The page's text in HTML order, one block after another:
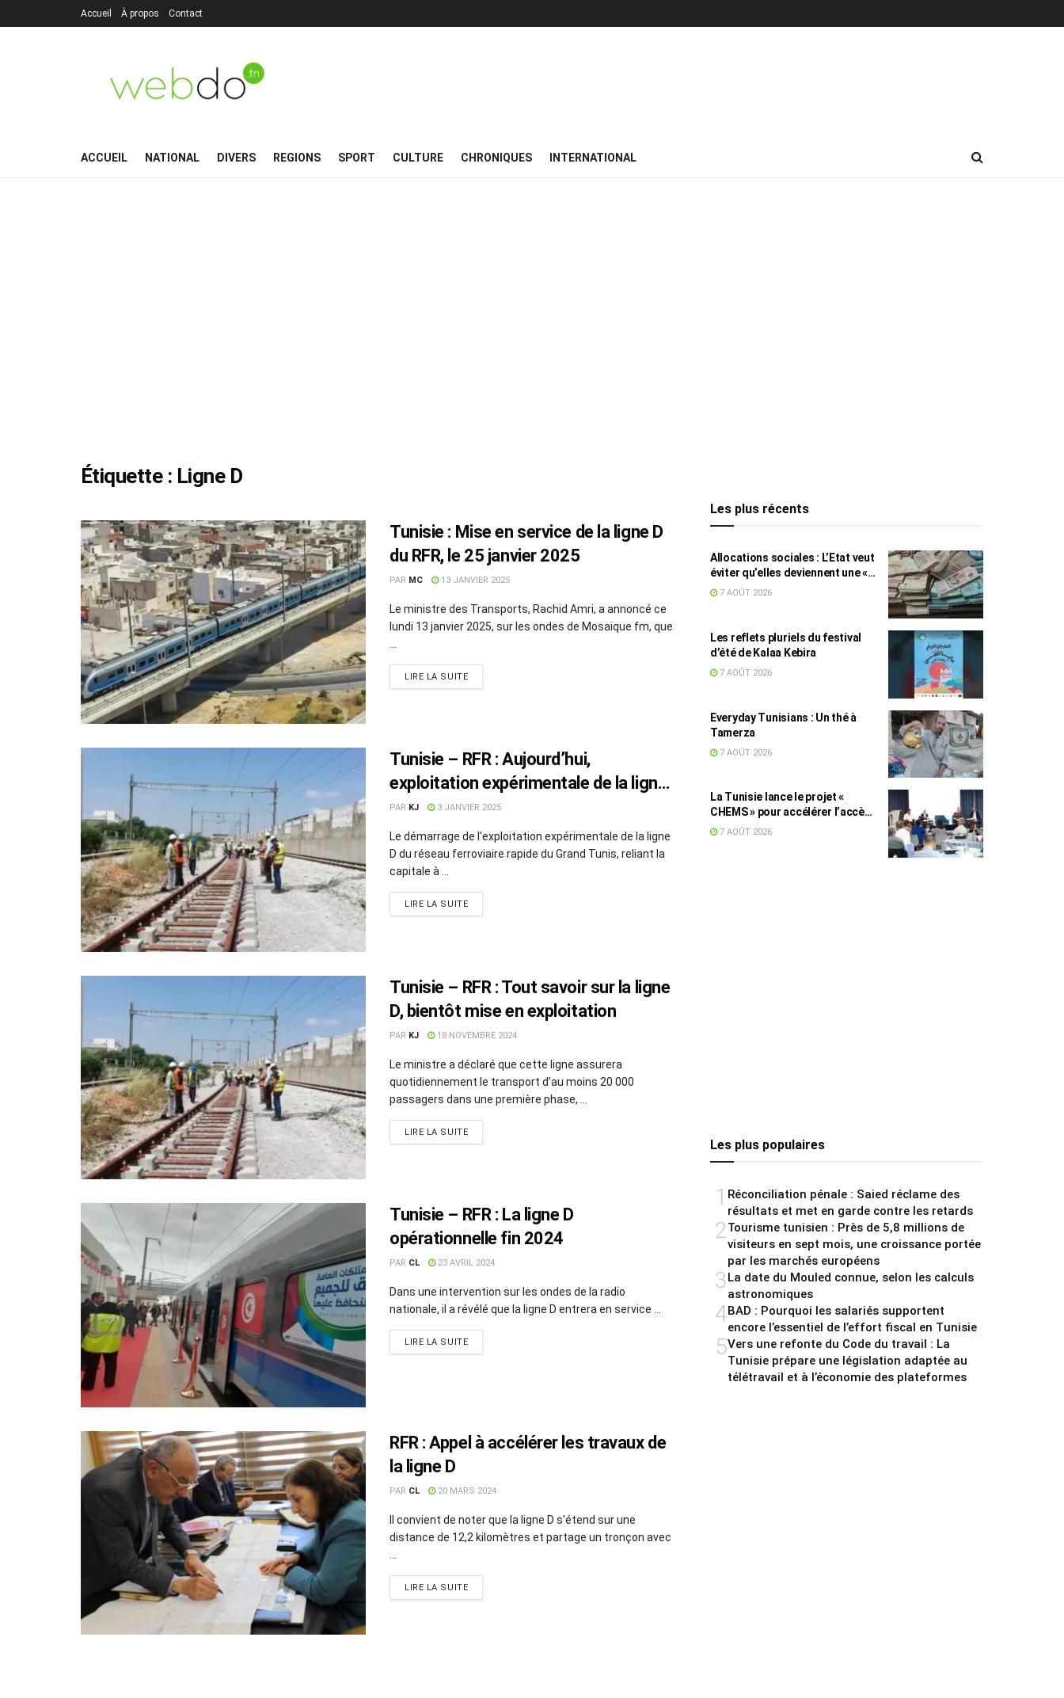
Accueil À propos Contact
ACCUEIL NATIONAL DIVERS REGIONS SPORT CULTURE CHRONIQUES INTERNATIONAL
Étiquette : Ligne D
Tunisie : Mise en service de la ligne D
du RFR, le 25 janvier 2025
PAR MC 13 JANVIER 2025
Le ministre des Transports, Rachid Amri, a annoncé ce
lundi 13 janvier 2025, sur les ondes de Mosaique fm, que
LIRE LA SUITE
Tunisie – RFR : Aujourd’hui,
exploitation expérimentale de la ligne
« D »
PAR KJ 3 JANVIER 2025
Le démarrage de l'exploitation expérimentale de la ligne
D du réseau ferroviaire rapide du Grand Tunis, reliant la
capitale à ...
LIRE LA SUITE
Tunisie – RFR : Tout savoir sur la ligne
D, bientôt mise en exploitation
PAR KJ 18 NOVEMBRE 2024
Le ministre a déclaré que cette ligne assurera
quotidiennement le transport d’au moins 20 000
passagers dans une première phase, ...
LIRE LA SUITE
Tunisie – RFR : La ligne D
opérationnelle fin 2024
PAR CL 23 AVRIL 2024
Dans une intervention sur les ondes de la radio
nationale, il a révélé que la ligne D entrera en service ...
LIRE LA SUITE
RFR : Appel à accélérer les travaux de
la ligne D
PAR CL 20 MARS 2024
Il convient de noter que la ligne D s'étend sur une
distance de 12,2 kilomètres et partage un tronçon avec
LIRE LA SUITE
Les plus récents
Allocations sociales : L’Etat veut
éviter qu’elles deviennent une «
aide au chômage »
7 AOÛT 2026
Les reflets pluriels du festival
d’été de Kalaa Kebira
7 AOÛT 2026
Everyday Tunisians : Un thé à
Tamerza
7 AOÛT 2026
La Tunisie lance le projet «
CHEMS » pour accélérer l’accès
des PME à l’énergie solaire
7 AOÛT 2026
Les plus populaires
1 Réconciliation pénale : Saied réclame des
résultats et met en garde contre les retards
2Tourisme tunisien : Près de 5,8 millions de
visiteurs en sept mois, une croissance portée
par les marchés européens
3La date du Mouled connue, selon les calculs
astronomiques
4BAD : Pourquoi les salariés supportent
encore l’essentiel de l’effort fiscal en Tunisie
5Vers une refonte du Code du travail : La
Tunisie prépare une législation adaptée au
télétravail et à l’économie des plateformes